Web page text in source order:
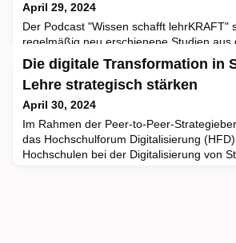
April 29, 2024
Der Podcast "Wissen schafft lehrKRAFT"
regelmäßig neu erschienene Studien aus
und diskutiert mit den Forschenden
gewonnen Erkenntnisse in die Schulen
diese Weise können sich Lehrkräfte
neue Unterrichtsmethoden informieren
Forschungserkenntnisse zeitnah in das
Die digitale Transformation in
Lehre strategisch stärken
April 30, 2024
Im Rahmen der Peer-to-Peer-
das Hochschulforum Digitalisierung
Hochschulen bei der Digitalisierung von